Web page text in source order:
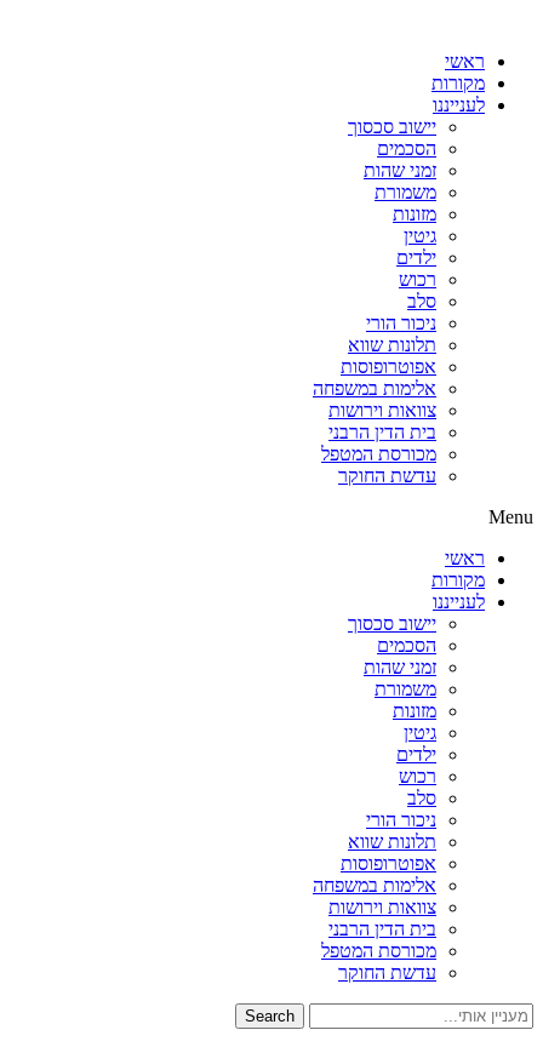
ראשי
מקורות
לענייננו
יישוב סכסוך
הסכמים
זמני שהות
משמורת
מזונות
גיטין
ילדים
רכוש
סלב
ניכור הורי
תלונות שווא
אפוטרופוסות
אלימות במשפחה
צוואות וירושות
בית הדין הרבני
מכורסת המטפל
עדשת החוקר
Menu
ראשי
מקורות
לענייננו
יישוב סכסוך
הסכמים
זמני שהות
משמורת
מזונות
גיטין
ילדים
רכוש
סלב
ניכור הורי
תלונות שווא
אפוטרופוסות
אלימות במשפחה
צוואות וירושות
בית הדין הרבני
מכורסת המטפל
עדשת החוקר
Search